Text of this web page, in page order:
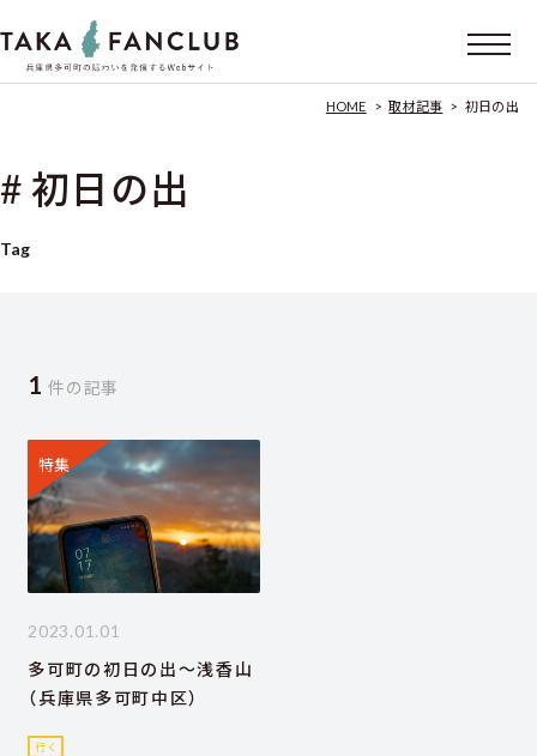
HOME > 取材記事 > 初日の出
# 初日の出
Tag
1 件の記事
特集
2023.01.01
多可町の初日の出～浅香山
（兵庫県多可町中区）
行く